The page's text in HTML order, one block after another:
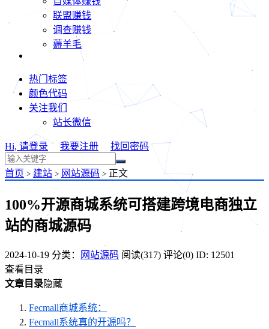
联盟赚钱
调查赚钱
薅羊毛
热门标签
颜色代码
关注我们
站长微信
Hi, 请登录 我要注册 找回密码
首页 > 建站 > 网站源码 > 正文
100%开源商城系统可搭建跨境电商独立
站的商城源码
2024-10-19 分类： 网站源码 阅读(317) 评论(0) ID: 12501
查看目录
文章目录隐藏
Fecmall商城系统：
Fecmall系统真的开源吗？